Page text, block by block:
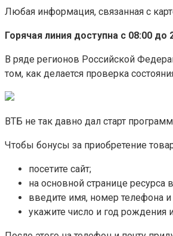
Любая информация, связанная с
Горячая линия доступна с 08:00 до
В ряде регионов Российской
том, как делается проверка
ВТБ не так давно дал старт
Чтобы бонусы за приобретение
посетите сайт;
на основной странице ресурса
введите имя, номер телефона и
укажите число и год рождения